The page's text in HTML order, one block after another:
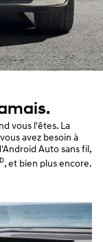
vous l'êtes. La
avez besoin à
Auto sans fil,
, et bien plus encore.